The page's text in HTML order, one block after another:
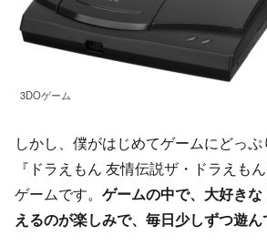
3DOゲーム
しかし、僕がはじめてゲームにどっぷ
『ドラえもん 友情伝説ザ・ドラえも
ゲームです。 ゲームの中で、大好き
えるのが楽しみで、毎日少しずつ遊ん